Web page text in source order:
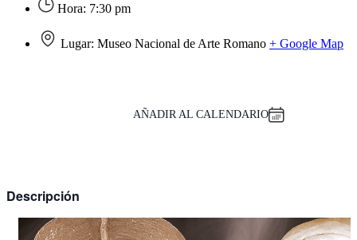
Hora: 7:30 pm
Lugar: Museo Nacional de Arte Romano + Google Map
AÑADIR AL CALENDARIO
Descripción